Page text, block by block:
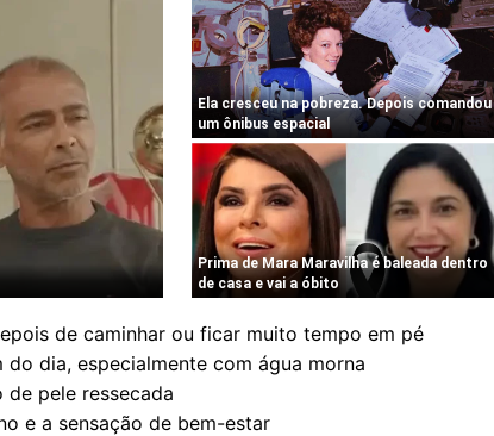
de caminhar ou ficar muito tempo em pé
dia, especialmente com água morna
pele ressecada
e a sensação de bem-estar